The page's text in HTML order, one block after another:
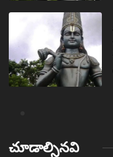
చూడాల్సినవి